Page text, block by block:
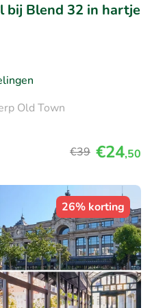
bij Blend 32 in hartje
Old Town
€39 €24,50
26% korting